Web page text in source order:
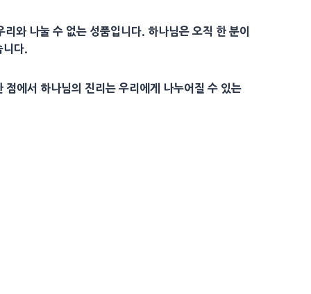
와 나눌 수 없는 성품입니다. 하나님은 오직 한 분이
다.
점에서 하나님의 진리는 우리에게 나누어질 수 있는